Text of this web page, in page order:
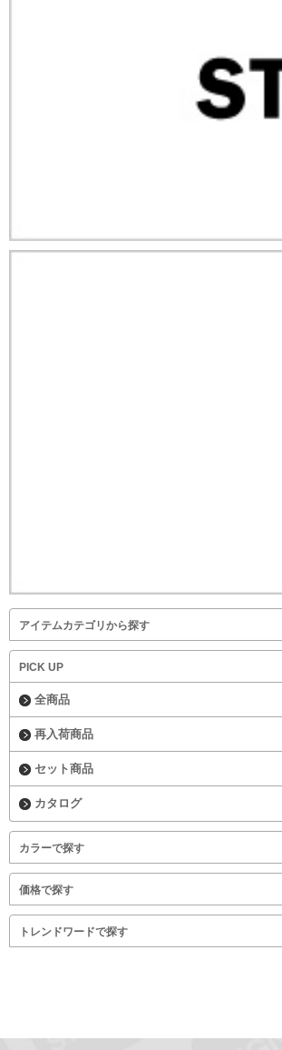
アイテムカテゴリから探す
PICK UP
全商品
再入荷商品
セット商品
カタログ
カラーで探す
価格で探す
トレンドワードで探す